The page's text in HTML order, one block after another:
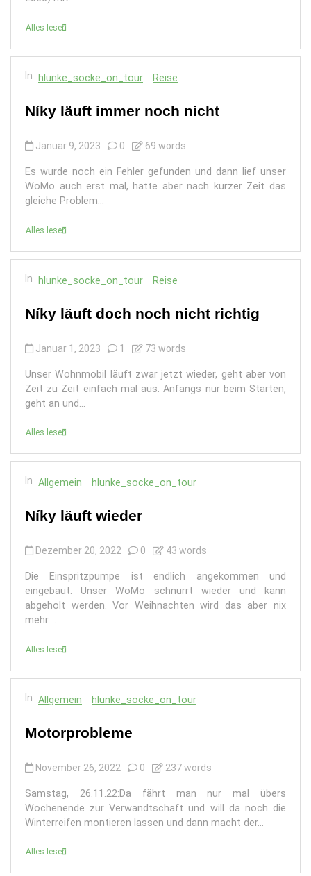
Alles lesen
In hlunke_socke_on_tour Reise
Níky läuft immer noch nicht
Januar 9, 2023 0 69 words
Es wurde noch ein Fehler gefunden und dann lief unser
WoMo auch erst mal, hatte aber nach kurzer Zeit das
gleiche Problem...
Alles lesen
In hlunke_socke_on_tour Reise
Níky läuft doch noch nicht richtig
Januar 1, 2023 1 73 words
Unser Wohnmobil läuft zwar jetzt wieder, geht aber von
Zeit zu Zeit einfach mal aus. Anfangs nur beim Starten,
geht an und...
Alles lesen
In Allgemein hlunke_socke_on_tour
Níky läuft wieder
Dezember 20, 2022 0 43 words
Die Einspritzpumpe ist endlich angekommen und
eingebaut. Unser WoMo schnurrt wieder und kann
abgeholt werden. Vor Weihnachten wird das aber nix
mehr....
Alles lesen
In Allgemein hlunke_socke_on_tour
Motorprobleme
November 26, 2022 0 237 words
Samstag, 26.11.22:Da fährt man nur mal übers
Wochenende zur Verwandtschaft und will da noch die
Winterreifen montieren lassen und dann macht der...
Alles lesen